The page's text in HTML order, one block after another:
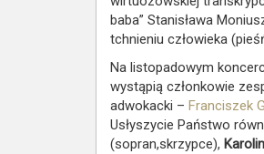
baba” Stanisława
tchnieniu człowieka
Na listopadowym
wystąpią członkowie
adwokacki – Franciszek
Usłyszycie Państwo
(sopran,skrzypce),